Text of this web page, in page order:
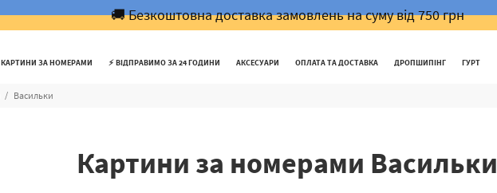
🚚 Безкоштовна доставка замовлень на суму від 750 грн
КАРТИНИ ЗА НОМЕРАМИ ⚡️ ВІДПРАВИМО ЗА 24 ГОДИНИ АКСЕСУАРИ ОПЛАТА ТА ДОСТАВКА ДРОПШИПІНГ ГУРТ
Васильки
Картини за номерами Васильки